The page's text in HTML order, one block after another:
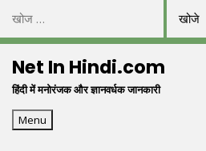
निम्न
को
खोजें:Net In Hindi.com
हिंदी में मनोरंजक और ज्ञानवर्धक जानकारी
Menu